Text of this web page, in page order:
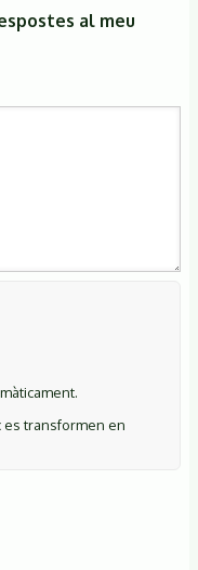
al meu
es transformen en